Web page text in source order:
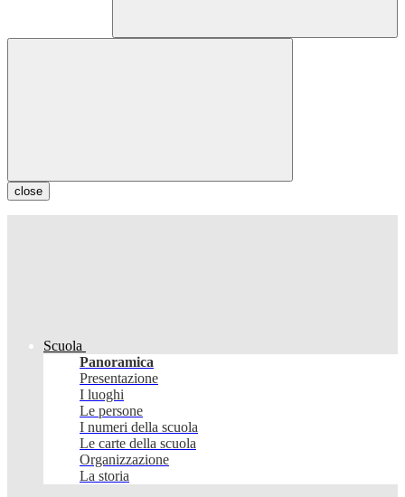
close
Scuola
Panoramica
Presentazione
I luoghi
Le persone
I numeri della scuola
Le carte della scuola
Organizzazione
La storia